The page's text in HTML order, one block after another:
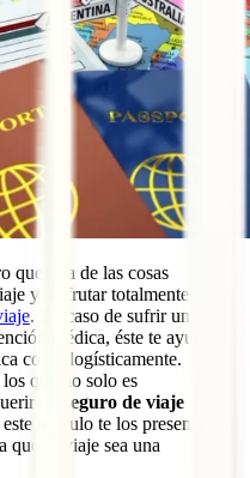
que una de las cosas
y disfrutar totalmente de él
. En caso de sufrir un
médica, éste te ayudará a
como logísticamente.
que no solo es
un
seguro de viaje
artículo te los presentamos
que tu viaje sea una